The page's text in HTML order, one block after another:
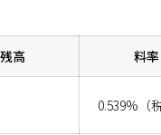
高 料率
0.539%（